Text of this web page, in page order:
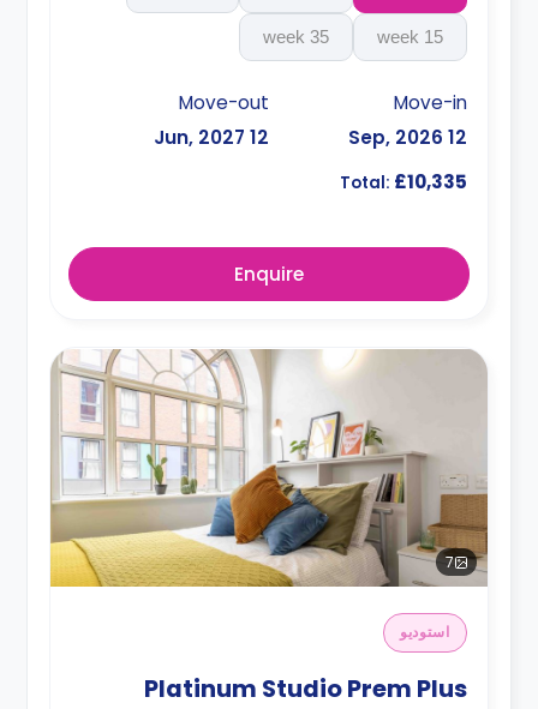
15 week
35 week
Move-in
12 Sep, 2026
Move-out
12 Jun, 2027
Total: £10,335
Enquire
7
استوديو
Platinum Studio Prem Plus